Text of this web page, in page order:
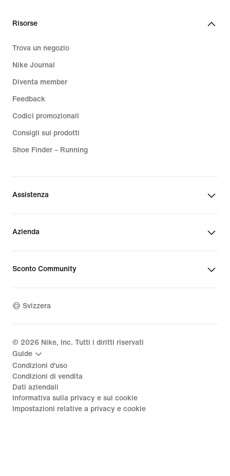
Risorse
Trova un negozio
Nike Journal
Diventa member
Feedback
Codici promozionali
Consigli sui prodotti
Shoe Finder – Running
Assistenza
Azienda
Sconto Community
Svizzera
© 2026 Nike, Inc. Tutti i diritti riservati
Guide
Condizioni d'uso
Condizioni di vendita
Dati aziendali
Informativa sulla privacy e sui cookie
Impostazioni relative a privacy e cookie